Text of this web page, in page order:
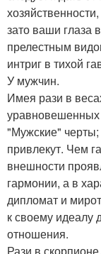
зато ваши глаза
прелестным
интриг в тихой
У мужчин.
Имея рази в
уравновешенных
"Мужские"
привлекут. Чем
внешности
гармонии, а в
дипломат и
к своему идеалу
отношения.